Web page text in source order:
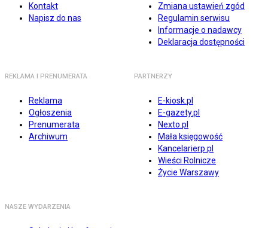
Kontakt
Napisz do nas
Zmiana ustawień zgód
Regulamin serwisu
Informacje o nadawcy
Deklaracja dostępności
REKLAMA I PRENUMERATA
Reklama
Ogłoszenia
Prenumerata
Archiwum
PARTNERZY
E-kiosk.pl
E-gazety.pl
Nexto.pl
Mała księgowość
Kancelarierp.pl
Wieści Rolnicze
Życie Warszawy
NASZE WYDARZENIA